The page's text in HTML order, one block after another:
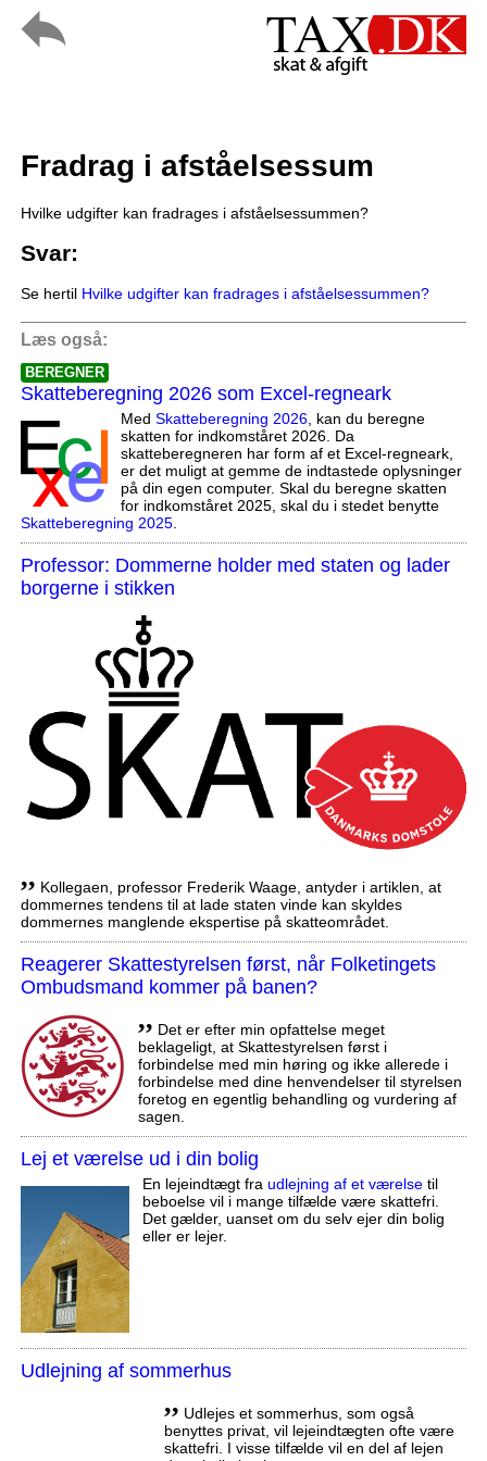
Fradrag i afståelsessum
Hvilke udgifter kan fradrages i afståelsessummen?
Svar:
Se hertil Hvilke udgifter kan fradrages i afståelsessummen?
Læs også:
BEREGNER
Skatteberegning 2026 som Excel-regneark
Med Skatteberegning 2026, kan du beregne
skatten for indkomståret 2026. Da
skatteberegneren har form af et Excel-regneark,
er det muligt at gemme de indtastede oplysninger
på din egen computer. Skal du beregne skatten
for indkomståret 2025, skal du i stedet benytte
Skatteberegning 2025.
Professor: Dommerne holder med staten og lader
borgerne i stikken
,, Kollegaen, professor Frederik Waage, antyder i artiklen, at
dommernes tendens til at lade staten vinde kan skyldes
dommernes manglende ekspertise på skatteområdet.
Reagerer Skattestyrelsen først, når Folketingets
Ombudsmand kommer på banen?
,, Det er efter min opfattelse meget
beklageligt, at Skattestyrelsen først i
forbindelse med min høring og ikke allerede i
forbindelse med dine henvendelser til styrelsen
foretog en egentlig behandling og vurdering af
sagen.
Lej et værelse ud i din bolig
En lejeindtægt fra udlejning af et værelsetil
beboelse vil i mange tilfælde være skattefri.
Det gælder, uanset om du selv ejer din bolig
eller er lejer.
Udlejning af sommerhus
,, Udlejes et sommerhus, som også
benyttes privat, vil lejeindtægten ofte være
skattefri. I visse tilfælde vil en del af lejen